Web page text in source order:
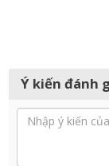
Ý kiến đánh